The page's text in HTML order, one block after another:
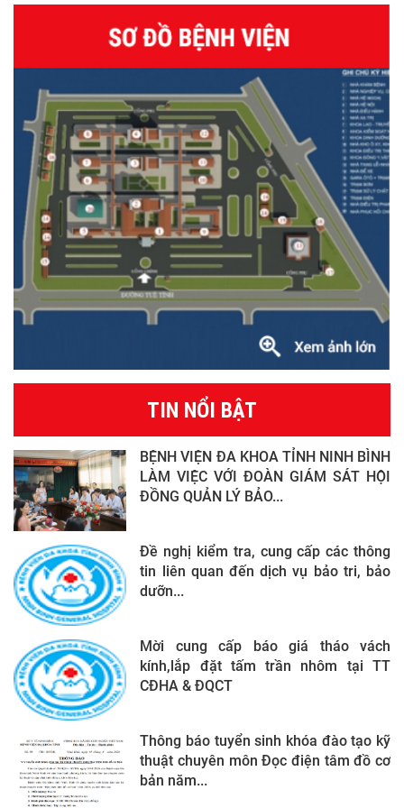
TIN NỔI BẬT
BỆNH VIỆN ĐA KHOA TỈNH NINH BÌNH
LÀM VIỆC VỚI ĐOÀN GIÁM SÁT HỘI
ĐỒNG QUẢN LÝ BẢO...
Đề nghị kiểm tra, cung cấp các thông
tin liên quan đến dịch vụ bảo tri, bảo
dưỡn...
Mời cung cấp báo giá tháo vách
kính,lắp đặt tấm trần nhôm tại TT
CĐHA & ĐQCT
Thông báo tuyển sinh khóa đào tạo kỹ
thuật chuyên môn Đọc điện tâm đồ cơ
bản năm...